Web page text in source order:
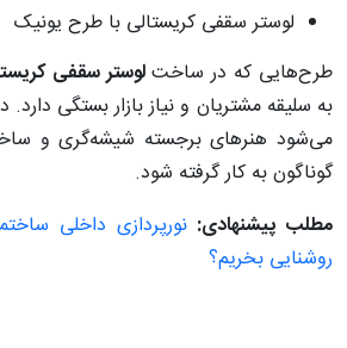
لوستر سقفی کریستالی با طرح یونیک
طرح‌هایی که در ساختلوستر سقفی
به سلیقه مشتریان و نیاز بازار بستگی
می‌شود هنرهای برجسته شیشه‌گری و
گوناگون به کار گرفته شود.
مطلب پیشنهادی: نورپردازی داخلی
روشنایی بخریم؟